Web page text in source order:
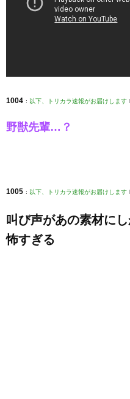
1004 : 以下、トリカラ速報がお届けします
野獣先輩…？
1005 : 以下、トリカラ速報がお届けします
叫び声があの素材に
怖すぎる